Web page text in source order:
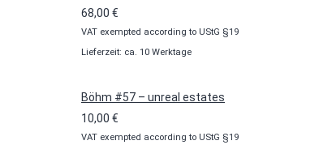
68,00 €
VAT exempted according to UStG §19
Lieferzeit: ca. 10 Werktage
Böhm #57 – unreal estates
10,00 €
VAT exempted according to UStG §19